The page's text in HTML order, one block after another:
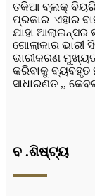
ତକିଆ ବ୍ଲକ୍
ପ୍ରକାର |ଏହାର
ଯାହା
ଗୋଲାକାର ଭାରୀ
ଭାରୀକରଣ
କରିବାକୁ ବ୍ୟବହୃତ
ସାଧାରଣତ ,,
ବ .ଶିଷ୍ଟ୍ୟ